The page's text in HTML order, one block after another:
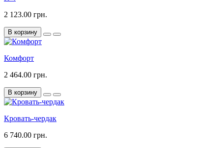
2 123.00 грн.
В корзину
Комфорт
2 464.00 грн.
В корзину
Кровать-чердак
6 740.00 грн.